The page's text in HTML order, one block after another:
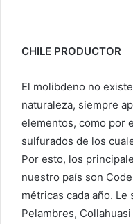
CHILE PRODUCTOR
El molibdeno no
naturaleza, siempre
elementos, como por
sulfurados de los
Por esto, los
nuestro país son
métricas cada año.
Pelambres,